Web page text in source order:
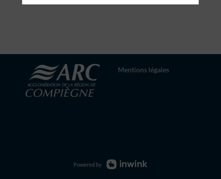
Mentions légales
Powered by